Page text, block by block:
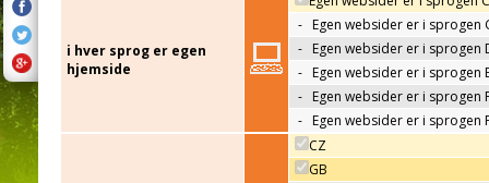
i hver sprog er egen
hjemside
- Egen websider er i sprogen
- Egen websider er i sprogen
- Egen websider er i sprogen
- Egen websider er i sprogen
- Egen websider er i sprogen
CZ
GB